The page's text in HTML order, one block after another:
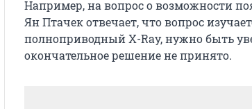
Например, на вопрос о возможности
Ян Птачек отвечает, что вопрос
полноприводный X-Ray, нужно быть
окончательное решение не принято.